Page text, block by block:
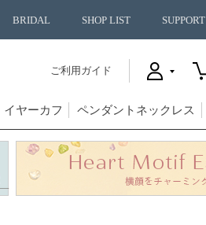
BRIDAL SHOP LIST SUPPORT
ご利用ガイド
イヤーカフ ペンダントネックレス